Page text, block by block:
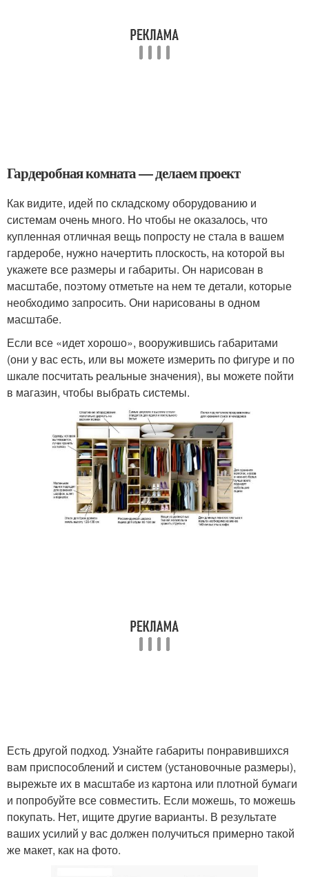
Гардеробная комната — делаем проект
Как видите, идей по складскому оборудованию и
системам очень много. Но чтобы не оказалось, что
купленная отличная вещь попросту не стала в вашем
гардеробе, нужно начертить плоскость, на которой вы
укажете все размеры и габариты. Он нарисован в
масштабе, поэтому отметьте на нем те детали, которые
необходимо запросить. Они нарисованы в одном
масштабе.
Если все «идет хорошо», вооружившись габаритами
(они у вас есть, или вы можете измерить по фигуре и по
шкале посчитать реальные значения), вы можете пойти
в магазин, чтобы выбрать системы.
Есть другой подход. Узнайте габариты понравившихся
вам приспособлений и систем (установочные размеры),
вырежьте их в масштабе из картона или плотной бумаги
и попробуйте все совместить. Если можешь, то можешь
покупать. Нет, ищите другие варианты. В результате
ваших усилий у вас должен получиться примерно такой
же макет, как на фото.